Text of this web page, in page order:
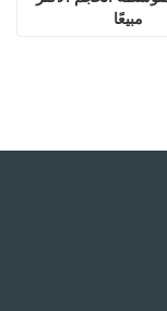
مبيعًا